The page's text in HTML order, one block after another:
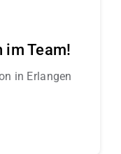
im Team!
in Erlangen